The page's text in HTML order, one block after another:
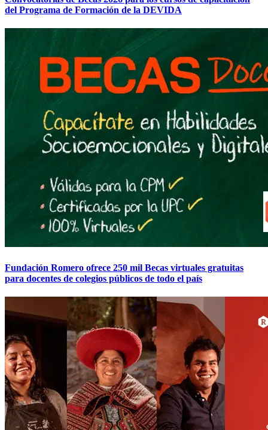
del Programa de Formación de la DEVIDA
Fundación Romero ofrece 250 mil Becas virtuales gratuitas
para docentes de colegios públicos de todo el país